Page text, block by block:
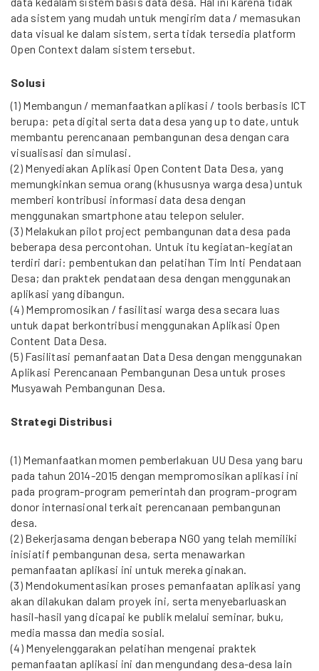
ada sistem yang mudah untuk mengirim data / memasukan
data visual ke dalam sistem, serta tidak tersedia platform
Open Context dalam sistem tersebut.
Solusi
(1) Membangun / memanfaatkan aplikasi / tools berbasis ICT
berupa: peta digital serta data desa yang up to date, untuk
membantu perencanaan pembangunan desa dengan cara
visualisasi dan simulasi.
(2) Menyediakan Aplikasi Open Content Data Desa, yang
memungkinkan semua orang (khususnya warga desa) untuk
memberi kontribusi informasi data desa dengan
menggunakan smartphone atau telepon seluler.
(3) Melakukan pilot project pembangunan data desa pada
beberapa desa percontohan. Untuk itu kegiatan-kegiatan
terdiri dari: pembentukan dan pelatihan Tim Inti Pendataan
Desa; dan praktek pendataan desa dengan menggunakan
aplikasi yang dibangun.
(4) Mempromosikan / fasilitasi warga desa secara luas
untuk dapat berkontribusi menggunakan Aplikasi Open
Content Data Desa.
(5) Fasilitasi pemanfaatan Data Desa dengan menggunakan
Aplikasi Perencanaan Pembangunan Desa untuk proses
Musyawah Pembangunan Desa.
Strategi Distribusi
(1) Memanfaatkan momen pemberlakuan UU Desa yang baru
pada tahun 2014-2015 dengan mempromosikan aplikasi ini
pada program-program pemerintah dan program-program
donor internasional terkait perencanaan pembangunan
desa.
(2) Bekerjasama dengan beberapa NGO yang telah memiliki
inisiatif pembangunan desa, serta menawarkan
pemanfaatan aplikasi ini untuk mereka ginakan.
(3) Mendokumentasikan proses pemanfaatan aplikasi yang
akan dilakukan dalam proyek ini, serta menyebarluaskan
hasil-hasil yang dicapai ke publik melalui seminar, buku,
media massa dan media sosial.
(4) Menyelenggarakan pelatihan mengenai praktek
pemanfaatan aplikasi ini dan mengundang desa-desa lain